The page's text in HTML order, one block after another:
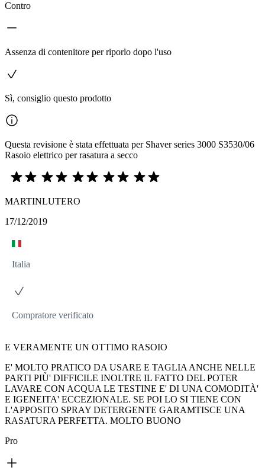
Contro
Assenza di contenitore per riporlo dopo l'uso
Sì, consiglio questo prodotto
Questa revisione è stata effettuata per Shaver series 3000 S3530/06
Rasoio elettrico per rasatura a secco
MARTINLUTERO
17/12/2019
Italia
Compratore verificato
E VERAMENTE UN OTTIMO RASOIO
E' MOLTO PRATICO DA USARE E TAGLIA ANCHE NELLE
PARTI PIÙ' DIFFICILE INOLTRE IL FATTO DEL POTER
LAVARE CON ACQUA LE TESTINE E' DI UNA COMODITÀ'
E IGENEITA' ECCEZIONALE. SE POI LO SI TIENE CON
L'APPOSITO SPRAY DETERGENTE GARAMTISCE UNA
RASATURA PERFETTA. MOLTO BUONO
Pro